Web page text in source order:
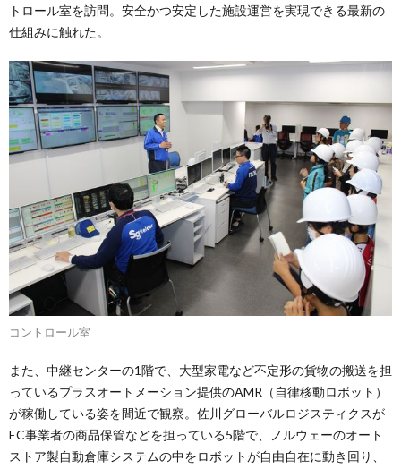
トロール室を訪問。安全かつ安定した施設運営を実現できる最新の
仕組みに触れた。
コントロール室
また、中継センターの1階で、大型家電など不定形の貨物の搬送を担
っているプラスオートメーション提供のAMR（自律移動ロボット）
が稼働している姿を間近で観察。佐川グローバルロジスティクスが
EC事業者の商品保管などを担っている5階で、ノルウェーのオート
ストア製自動倉庫システムの中をロボットが自由自在に動き回り、